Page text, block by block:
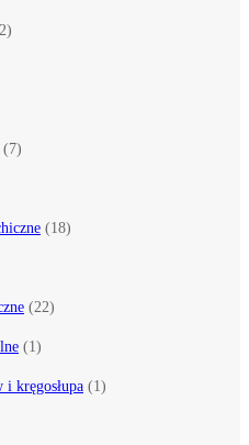
(7)
(18)
(22)
(1)
i kręgosłupa (1)